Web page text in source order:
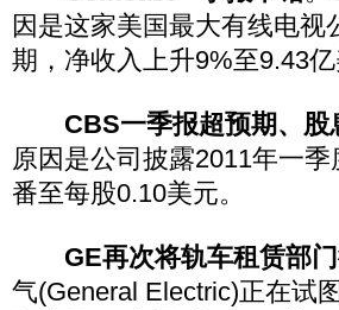
因是这家美国最大有线电
期，净收入上升9%至9.43
CBS一季报超预期、股
原因是公司披露2011年一
番至每股0.10美元。
GE再次将轨车租赁部
气(General Electric)正在试